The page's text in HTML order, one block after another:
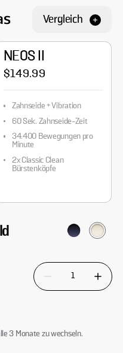
Vergleich
NEOS II
$149.99
Zahnseide + Vibration
60 Sek. Zahnseide-Zeit
34.400 Bewegungen pro
Minute
2x Classic Clean
Bürstenköpfe
Anzahl für SoocasAnzahl
3 Monate zu wechseln.